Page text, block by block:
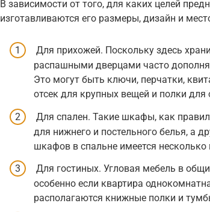
В зависимости от того, для каких целей
изготавливаются его размеры, дизайн и
Для прихожей. Поскольку здесь
распашными дверцами часто
Это могут быть ключи, перчатки,
отсек для крупных вещей и полки для
Для спален. Такие шкафы, как
для нижнего и постельного белья, а
шкафов в спальне имеется
Для гостиных. Угловая мебель в
особенно если квартира
располагаются книжные полки и